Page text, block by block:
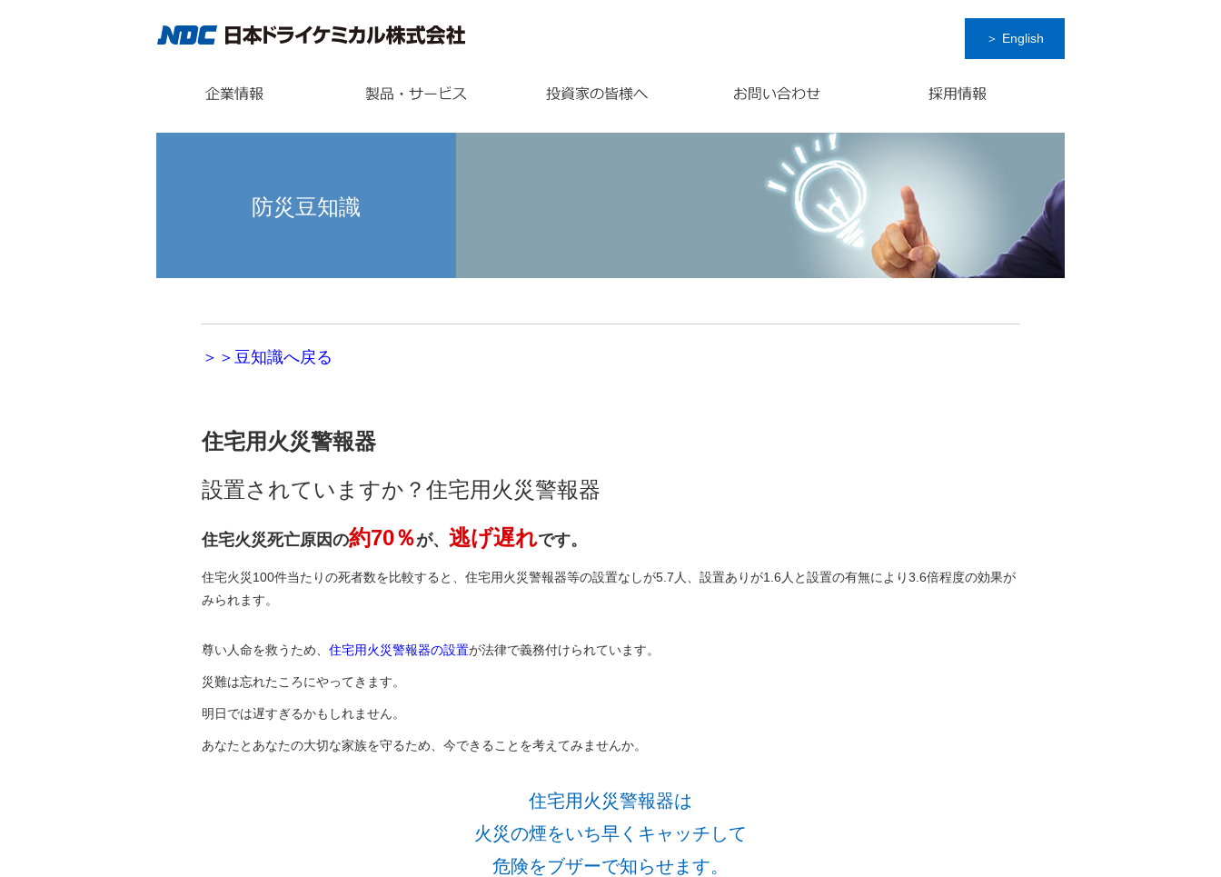
＞ English
防災豆知識
＞＞豆知識へ戻る
住宅用火災警報器
設置されていますか？住宅用火災警報器
住宅火災死亡原因の約70％が、 逃げ遅れです。
住宅火災100件当たりの死者数を比較すると、住宅用火災警報器等の設置なしが5.7人、設置ありが1.6人と設置の有無により3.6倍程度の効果が
みられます。
尊い人命を救うため、 住宅用火災警報器の設置が法律で義務付けられています。
災難は忘れたころにやってきます。
明日では遅すぎるかもしれません。
あなたとあなたの大切な家族を守るため、今できることを考えてみませんか。
住宅用火災警報器は
火災の煙をいち早くキャッチして
危険をブザーで知らせます。